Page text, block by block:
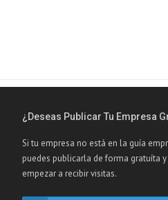
¿Deseas Publicar Tu Empresa
Si tu empresa no está en la guía
puedes publicarla de forma gratuíta y
empezar a recibir visitas.